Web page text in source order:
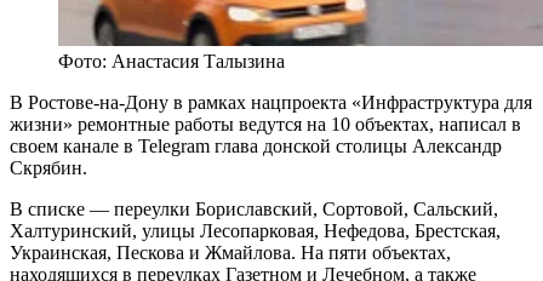
Фото: Анастасия Талызина
В Ростове-на-Дону в рамках нацпроекта «Инфраструктура для
жизни» ремонтные работы ведутся на 10 объектах, написал в
своем канале в Telegram глава донской столицы Александр
Скрябин.
В списке — переулки Бориславский, Сортовой, Сальский,
Халтуринский, улицы Лесопарковая, Нефедова, Брестская,
Украинская, Пескова и Жмайлова. На пяти объектах,
находящихся в переулках Газетном и Лечебном, а также